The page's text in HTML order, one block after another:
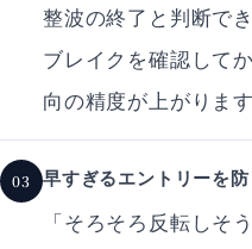
整波の終了と判断でき
ブレイクを確認して
向の精度が上がります
03 早すぎるエントリーを防
「そろそろ反転しそ